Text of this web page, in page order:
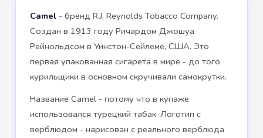
Camel - бренд R.J. Reynolds Tobacco Company.
Создан в 1913 году Ричардом Джошуа
Рейнольдсом в Уинстон-Сейлеме, США. Это
первая упакованная сигарета в мире - до того
курильщики в основном скручивали самокрутки.
Название Camel - потому что в купаже
использовался турецкий табак. Логотип с
верблюдом - нарисован с реального верблюда